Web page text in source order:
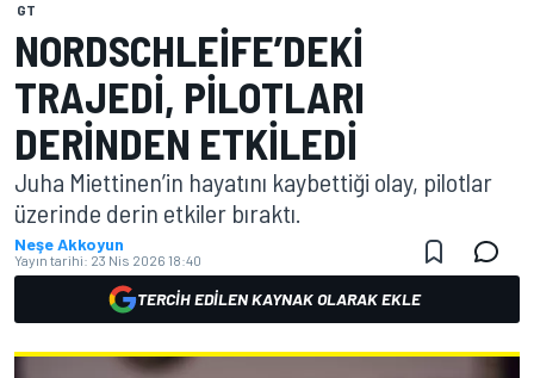
GT
NORDSCHLEIFE’DEKI
TRAJEDI, PILOTLARI
DERINDEN ETKILEDI
Juha Miettinen’in hayatını kaybettiği olay, pilotlar
üzerinde derin etkiler bıraktı.
Neşe Akkoyun
Yayın tarihi: 23 Nis 2026 18:40
TERCIH EDILEN KAYNAK OLARAK EKLE